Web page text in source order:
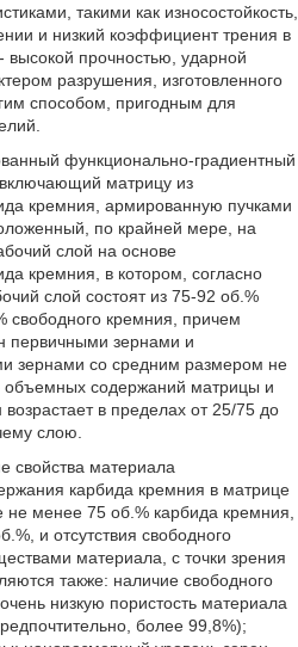
такими как износостойкость,
и низкий коэффициент трения в
прочностью, ударной
разрушения, изготовленного
способом, пригодным для
функционально-градиентный
матрицу из
кремния, армированную пучками
по крайней мере, на
слой на основе
кремния, в котором, согласно
слой состоят из 75-92 об.%
свободного кремния, причем
первичными зернами и
зернами со средним размером не
содержаний матрицы и
в пределах от 25/75 до
слою.
свойства материала
карбида кремния в матрице
не менее 75 об.% карбида кремния,
и отсутствия свободного
материала, с точки зрения
также: наличие свободного
низкую пористость материала
более 99,8%);